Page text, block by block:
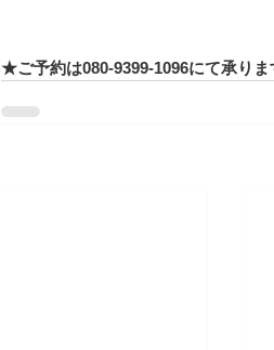
★ご予約は080-9399-1096にて承りま